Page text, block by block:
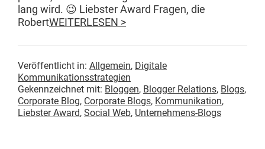
lang wird. 😉 Lieb­ster Award Fra­gen, die
RobertWEITERLESEN >
Veröffentlicht in: Allgemein, Digitale
Kommunikationsstrategien
Gekennzeichnet mit: Bloggen, Blogger Relations, Blogs,
Corporate Blog, Corporate Blogs, Kommunikation,
Liebster Award, Social Web, Unternehmens-Blogs